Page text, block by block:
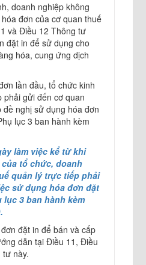
doanh nghiệp không
đơn của cơ quan thuế
và Điều 12 Thông tư
đặt in để sử dụng cho
hóa, cung ứng dịch
lần đầu, tổ chức kinh
phải gửi đến cơ quan
nghị sử dụng hóa đơn
lục 3 ban hành kèm
làm việc kể từ khi
tổ chức, doanh
quản lý trực tiếp phải
sử dụng hóa đơn đặt
lục 3 ban hành kèm
đặt in để bán và cấp
dẫn tại Điều 11, Điều
này.